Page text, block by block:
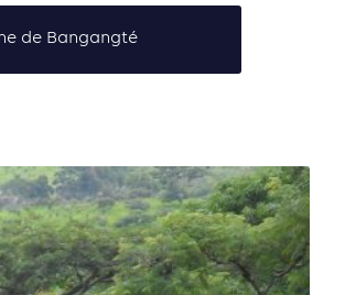
de Bangangté